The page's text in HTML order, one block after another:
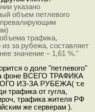
указано
объем петлевого
трафика,
из за рубежа, составляет
значение – 1,61 %."
о доле "петлевого"
фоне ВСЕГО ТРАФИКА
ИЗ-ЗА РУБЕЖА( т.е
трафика от гугла,
трафика жителя РФ
же серверам ).